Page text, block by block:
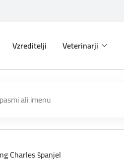
Vzreditelji Veterinarji
Charles španjel